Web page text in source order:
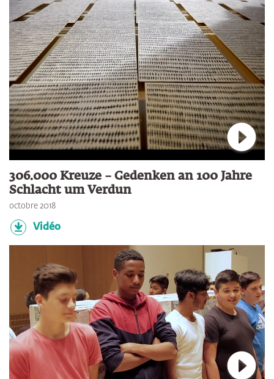
306.000 Kreuze – Gedenken an 100 Jahre
Schlacht um Verdun
octobre 2018
Vidéo